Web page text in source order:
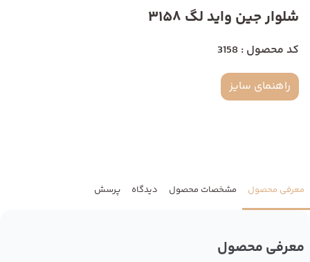
شلوار جین واید لگ 3158
کد محصول : 3158
راهنمای سایز
معرفی محصول مشخصات محصول دیدگاه پرسش
معرفی محصول